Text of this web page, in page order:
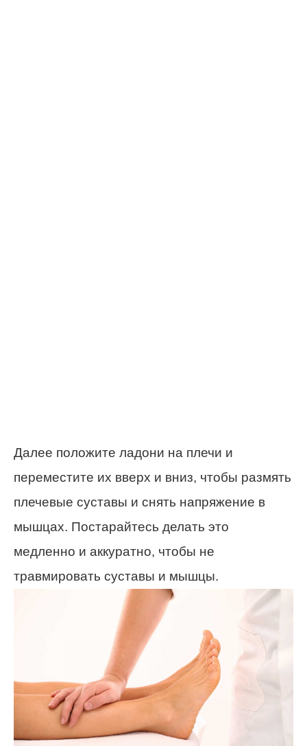
Далее положите ладони на плечи и
переместите их вверх и вниз, чтобы размять
плечевые суставы и снять напряжение в
мышцах. Постарайтесь делать это
медленно и аккуратно, чтобы не
травмировать суставы и мышцы.